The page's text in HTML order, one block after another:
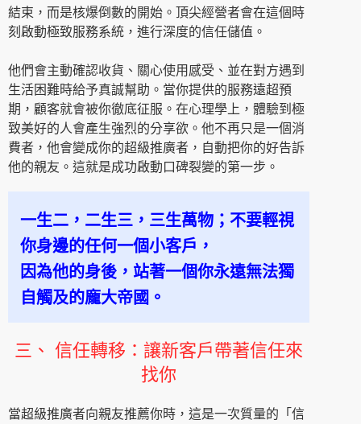
結束，而是核爆倒數的開始。頂尖經營者會在這個時
刻啟動極致服務系統，進行深度的信任儲值。
他們會主動確認收貨、關心使用感受、並在對方遇到
生活困難時給予真誠幫助。當你提供的服務遠超預
期，顧客就會被你徹底征服。在心理學上，體驗到極
致美好的人會產生強烈的分享欲。他不再只是一個消
費者，他會變成你的超級推廣者，自動把你的好告訴
他的親友。這就是成功啟動口碑裂變的第一步。
一生二，二生三，三生萬物；不要輕視
你身邊的任何一個小客戶，
因為他的身後，站著一個你永遠無法獨
自觸及的龐大帝國。
三、 信任轉移：讓新客戶帶著信任來
找你
當超級推廣者向親友推薦你時，這是一次質量的「信